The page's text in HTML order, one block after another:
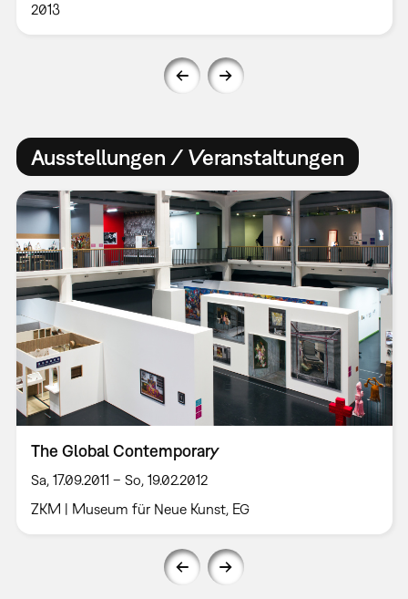
2013
Ausstellungen / Veranstaltungen
The Global Contemporary
Sa, 17.09.2011 – So, 19.02.2012
ZKM | Museum für Neue Kunst, EG